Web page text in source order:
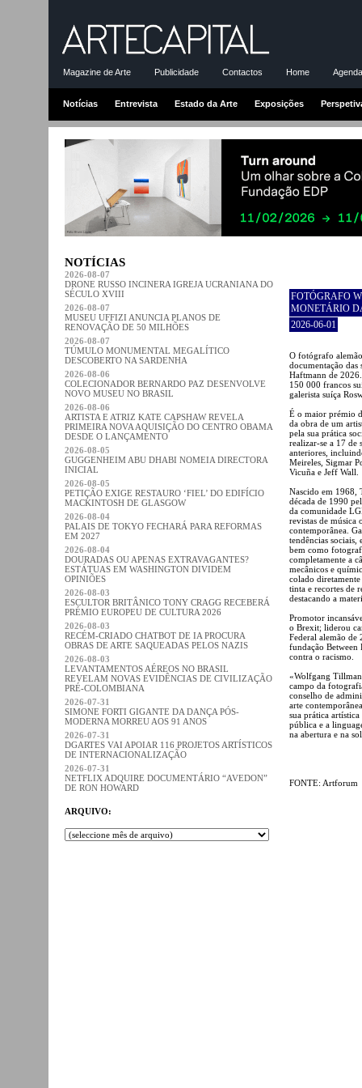
Magazine de Arte Publicidade Contactos Home
Notícias Entrevista Estado da Arte Exposições
NOTÍCIAS
2026-08-07
DRONE RUSSO INCINERA IGREJA UCRANIANA DO
SÉCULO XVIII
2026-08-07
MUSEU UFFIZI ANUNCIA PLANOS DE
RENOVAÇÃO DE 50 MILHÕES
2026-08-07
TÚMULO MONUMENTAL MEGALÍTICO
DESCOBERTO NA SARDENHA
2026-08-06
COLECIONADOR BERNARDO PAZ DESENVOLVE
NOVO MUSEU NO BRASIL
2026-08-06
ARTISTA E ATRIZ KATE CAPSHAW REVELA
PRIMEIRA NOVA AQUISIÇÃO DO CENTRO OBAMA
DESDE O LANÇAMENTO
2026-08-05
GUGGENHEIM ABU DHABI NOMEIA DIRECTORA
INICIAL
2026-08-05
PETIÇÃO EXIGE RESTAURO ‘FIEL’ DO EDIFÍCIO
MACKINTOSH DE GLASGOW
2026-08-04
PALAIS DE TOKYO FECHARÁ PARA REFORMAS
EM 2027
2026-08-04
DOURADAS OU APENAS EXTRAVAGANTES?
ESTÁTUAS EM WASHINGTON DIVIDEM
OPINIÕES
2026-08-03
ESCULTOR BRITÂNICO TONY CRAGG RECEBERÁ
PRÉMIO EUROPEU DE CULTURA 2026
2026-08-03
RECÉM-CRIADO CHATBOT DE IA PROCURA
OBRAS DE ARTE SAQUEADAS PELOS NAZIS
2026-08-03
LEVANTAMENTOS AÉREOS NO BRASIL
REVELAM NOVAS EVIDÊNCIAS DE CIVILIZAÇÃO
PRÉ-COLOMBIANA
2026-07-31
SIMONE FORTI GIGANTE DA DANÇA PÓS-
MODERNA MORREU AOS 91 ANOS
2026-07-31
DGARTES VAI APOIAR 116 PROJETOS ARTÍSTICOS
DE INTERNACIONALIZAÇÃO
2026-07-31
NETFLIX ADQUIRE DOCUMENTÁRIO “AVEDON”
DE RON HOWARD
ARQUIVO:
FOTÓGRAFO
MONETÁRIO
2026-06-01
O fotógrafo
documentação
Haftmann de
150 000 francos
galerista suíça
É o maior prémio
da obra de um
pela sua prática
realizar-se a 17 de
anteriores,
Meireles, Sigmar
Vicuña e Jeff Wall.
Nascido em 1968,
década de 1990
da comunidade
revistas de música
contemporânea.
tendências sociais,
bem como
completamente a
mecânicos e
colado
tinta e recortes de
destacando a
Promotor
o Brexit; liderou
Federal alemão de
fundação Between
contra o racismo.
«Wolfgang
campo da
conselho de
arte
sua prática
pública e a
na abertura e na
FONTE: Artforum